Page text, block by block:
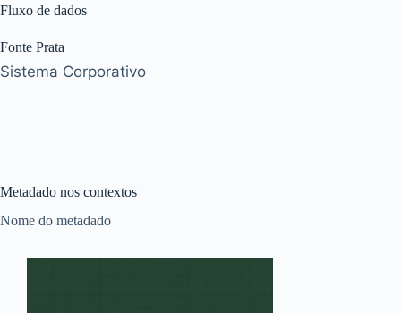
Fluxo de dados
Fonte Prata
Sistema Corporativo
Metadado nos contextos
Nome do metadado